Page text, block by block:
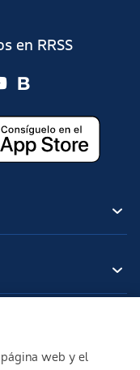
en RRSS
página web y el